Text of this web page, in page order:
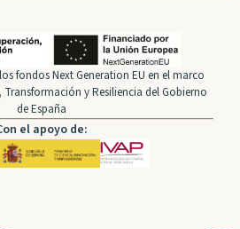
fondos Next Generation EU en el marco
y Resiliencia del Gobierno
de España
el apoyo de: